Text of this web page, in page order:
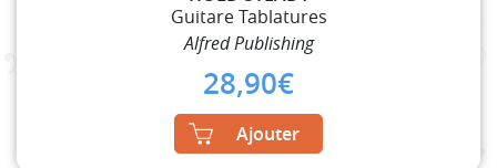
Guitare Tablatures
Alfred Publishing
28,90€
Ajouter